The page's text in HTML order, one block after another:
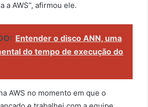
a AWS”, afirmou ele.
Entender o disco ANN, uma
do tempo de execução do
AWS no momento em que o